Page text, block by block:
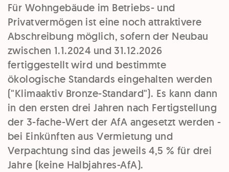
Für Wohngebäude im Betriebs- und
Privatvermögen ist eine noch attraktivere
Abschreibung möglich, sofern der Neubau
zwischen 1.1.2024 und 31.12.2026
fertiggestellt wird und bestimmte
ökologische Standards eingehalten werden
("Klimaaktiv Bronze-Standard"). Es kann dann
in den ersten drei Jahren nach Fertigstellung
der 3-fache-Wert der AfA angesetzt werden -
bei Einkünften aus Vermietung und
Verpachtung sind das jeweils 4,5 % für drei
Jahre (keine Halbjahres-AfA).